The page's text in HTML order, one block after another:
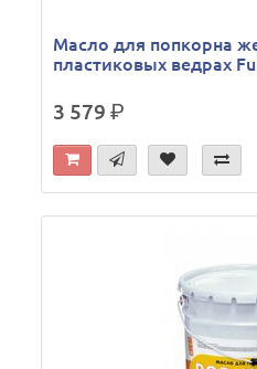
Масло для попкорна
пластиковых ведрах
3 579р.